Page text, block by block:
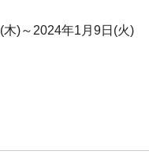
)～2024年1月9日(火)